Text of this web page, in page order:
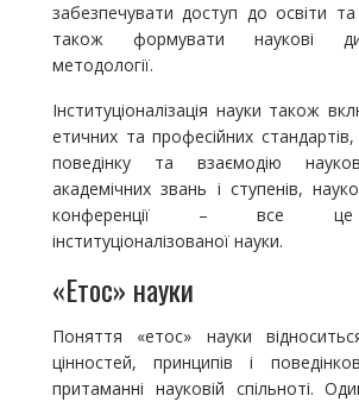
забезпечувати доступ до освіти
також формувати наукові
методології.
Інституціоналізація науки також
етичних та професійних
поведінку та взаємодію
академічних звань і ступенів,
конференції – все це
інституціоналізованої науки.
«Етос» науки
Поняття «етос» науки
цінностей, принципів і
притаманні науковій спільноті.